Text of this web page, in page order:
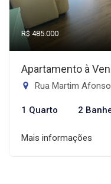
R$ 485.000
Apartamento à
Rua Martim Afonso
1 Quarto 2
Mais informações